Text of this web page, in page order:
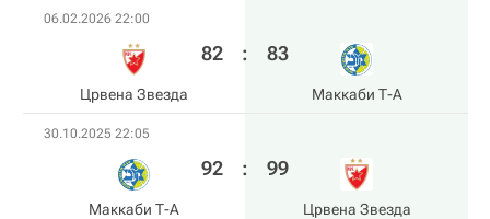
06.02.2026 22:00
Црвена Звезда
82 : 83
Маккаби Т-А
30.10.2025 22:05
Маккаби Т-А
92 : 99
Црвена Звезда